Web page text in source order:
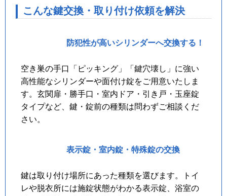
こんな鍵交換・取り付け依頼を解決
防犯性が高いシリンダーへ交換する！
空き巣の手口「ピッキング」「鍵穴壊し」に強い
高性能なシリンダーや面付け錠をご用意いたしま
す。玄関扉・勝手口・室内ドア・引き戸・玉座錠
タイプなど、鍵・錠前の種類は問わずご相談くだ
さい。
表示錠・室内錠・特殊錠の交換
鍵は取り付け場所にあった種類を選びます。トイ
レや脱衣所には施錠状態がわかる表示錠、浴室の